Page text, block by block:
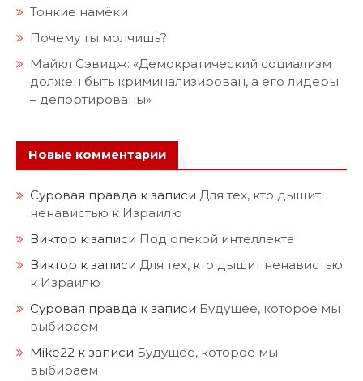
Тонкие намёки
Почему ты молчишь?
Майкл Сэвидж: «Демократический социализм
должен быть криминализирован, а его лидеры
– депортированы»
Новые комментарии
Суровая правда к записи Для тех, кто дышит
ненавистью к Израилю
Виктор к записи Под опекой интеллекта
Виктор к записи Для тех, кто дышит ненавистью
к Израилю
Суровая правда к записи Будущее, которое мы
выбираем
Mike22 к записи Будущее, которое мы
выбираем